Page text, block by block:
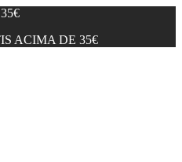
ACIMA DE 35€